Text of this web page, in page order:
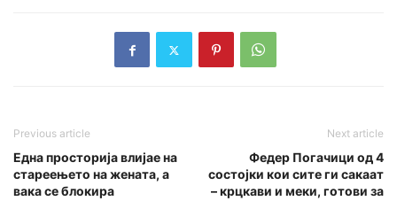
Previous article
Една просторија влијае на
стареењето на жената, а
вака се блокира
Next article
Федер Погачици од 4
состојки кои сите ги сакаат
– крцкави и меки, готови за